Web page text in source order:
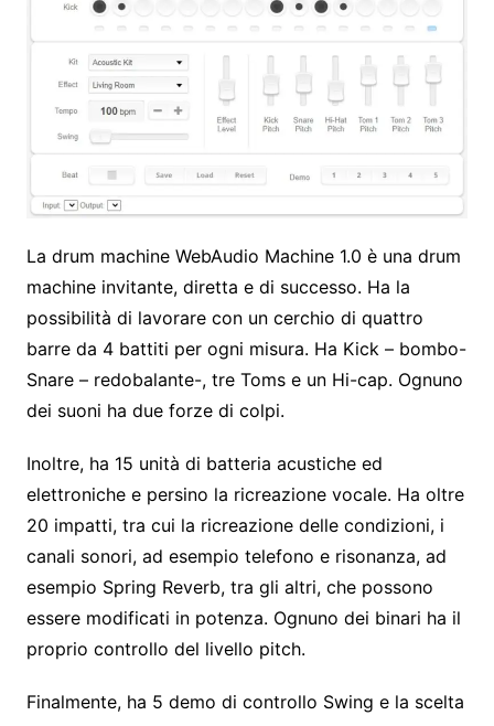
La drum machine WebAudio Machine 1.0 è una drum
machine invitante, diretta e di successo. Ha la
possibilità di lavorare con un cerchio di quattro
barre da 4 battiti per ogni misura. Ha Kick – bombo-
Snare – redobalante-, tre Toms e un Hi-cap. Ognuno
dei suoni ha due forze di colpi.
Inoltre, ha 15 unità di batteria acustiche ed
elettroniche e persino la ricreazione vocale. Ha oltre
20 impatti, tra cui la ricreazione delle condizioni, i
canali sonori, ad esempio telefono e risonanza, ad
esempio Spring Reverb, tra gli altri, che possono
essere modificati in potenza. Ognuno dei binari ha il
proprio controllo del livello pitch.
Finalmente, ha 5 demo di controllo Swing e la scelta